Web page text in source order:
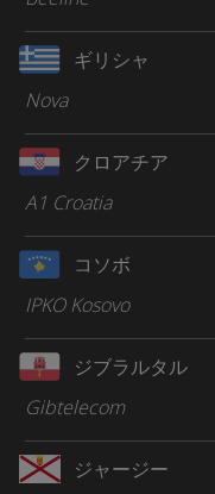
ギリシャ
Nova
クロアチア
A1 Croatia
コソボ
IPKO Kosovo
ジブラルタル
Gibtelecom
ジャージー